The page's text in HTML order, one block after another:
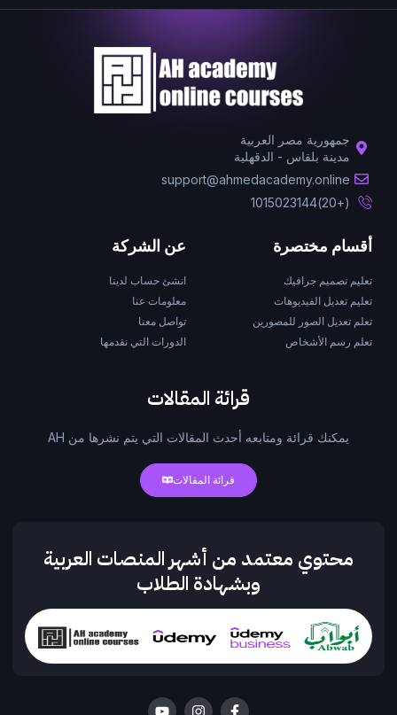
جمهورية مصر العربية
مدينة بلقاس - الدقهلية
support@ahmedacademy.online
(+20)1015023144
أقسام مختصرة
تعليم تصميم جرافيك
تعليم تعديل الفيديوهات
تعلم تعديل الصور للمصورين
تعلم رسم الأشخاص
عن الشركة
انشئ حساب لدينا
معلومات عنا
تواصل معنا
الدورات التي نقدمها
قرائة المقالات
يمكنك قرائة ومتابعه أحدث المقالات التي يتم نشرها من AH
قرائة المقالات
محتوي معتمد من أشهر المنصات العربية
وبشهادة الطلاب